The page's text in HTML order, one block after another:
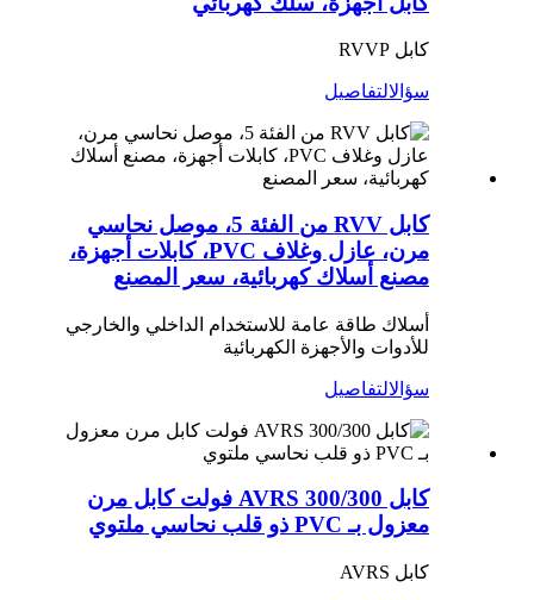
كابل RVVP
سؤالالتفاصيل
كابل RVV من الفئة 5، موصل نحاسي
مرن، عازل وغلاف PVC، كابلات أجهزة،
مصنع أسلاك كهربائية، سعر المصنع
أسلاك طاقة عامة للاستخدام الداخلي والخارجي
للأدوات والأجهزة الكهربائية
سؤالالتفاصيل
كابل AVRS 300/300 فولت كابل مرن
معزول بـ PVC ذو قلب نحاسي ملتوي
كابل AVRS